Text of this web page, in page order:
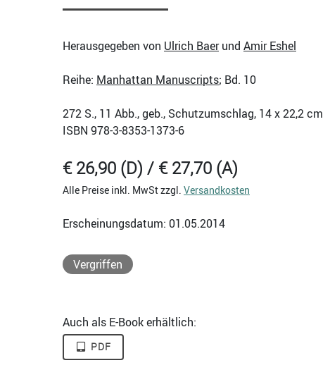
Herausgegeben von Ulrich Baerund Amir Eshel
Reihe: Manhattan Manuscripts; Bd. 10
272 S., 11 Abb., geb., Schutzumschlag, 14 x 22,2 cm
ISBN 978-3-8353-1373-6
€ 26,90 (D) / € 27,70 (A)
Alle Preise inkl. MwSt zzgl. Versandkosten
Erscheinungsdatum: 01.05.2014
Vergriffen
Auch als E-Book erhältlich:
PDF